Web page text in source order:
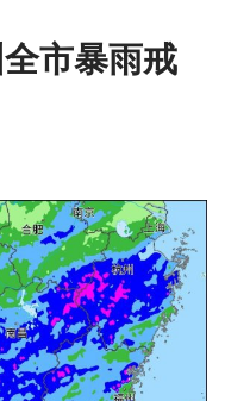
市暴雨戒